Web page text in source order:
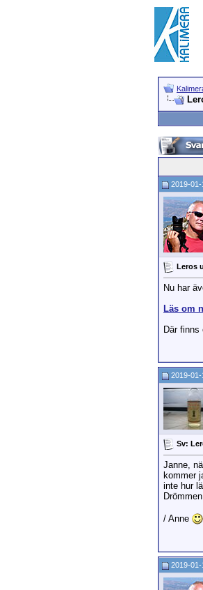
2019-
Leros
Nu har
Läs om
Där finns
2019-
Sv:
Janne,
kommer
inte hur
/ Anne
2019-